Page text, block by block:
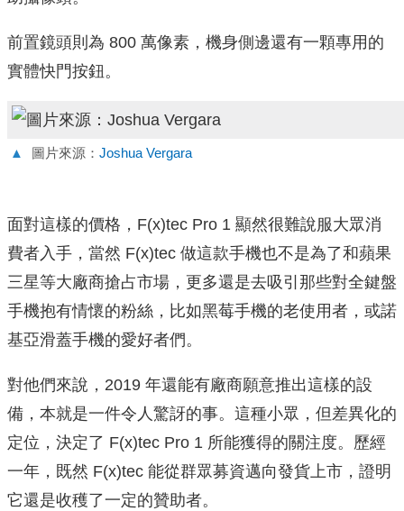
前置鏡頭則為 800 萬像素，機身側邊還有一顆專用的
實體快門按鈕。
▲ 圖片來源： Joshua Vergara
面對這樣的價格，F(x)tec Pro 1 顯然很難說服大眾消
費者入手，當然 F(x)tec 做這款手機也不是為了和蘋果
三星等大廠商搶占市場，更多還是去吸引那些對全鍵盤
手機抱有情懷的粉絲，比如黑莓手機的老使用者，或諾
基亞滑蓋手機的愛好者們。
對他們來說，2019 年還能有廠商願意推出這樣的設
備，本就是一件令人驚訝的事。這種小眾，但差異化的
定位，決定了 F(x)tec Pro 1 所能獲得的關注度。歷經
一年，既然 F(x)tec 能從群眾募資邁向發貨上市，證明
它還是收穫了一定的贊助者。